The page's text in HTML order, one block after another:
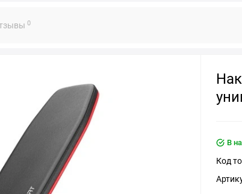
0
В
Код